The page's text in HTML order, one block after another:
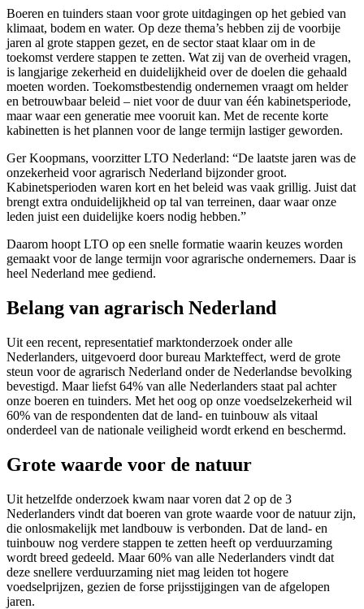
Boeren en tuinders staan voor grote uitdagingen op het gebied van
klimaat, bodem en water. Op deze thema’s hebben zij de voorbije
jaren al grote stappen gezet, en de sector staat klaar om in de
toekomst verdere stappen te zetten. Wat zij van de overheid vragen,
is langjarige zekerheid en duidelijkheid over de doelen die gehaald
moeten worden. Toekomstbestendig ondernemen vraagt om helder
en betrouwbaar beleid – niet voor de duur van één kabinetsperiode,
maar waar een generatie mee vooruit kan. Met de recente korte
kabinetten is het plannen voor de lange termijn lastiger geworden.
Ger Koopmans, voorzitter LTO Nederland: “De laatste jaren was de
onzekerheid voor agrarisch Nederland bijzonder groot.
Kabinetsperioden waren kort en het beleid was vaak grillig. Juist dat
brengt extra onduidelijkheid op tal van terreinen, daar waar onze
leden juist een duidelijke koers nodig hebben.”
Daarom hoopt LTO op een snelle formatie waarin keuzes worden
gemaakt voor de lange termijn voor agrarische ondernemers. Daar is
heel Nederland mee gediend.
Belang van agrarisch Nederland
Uit een recent, representatief marktonderzoek onder alle
Nederlanders, uitgevoerd door bureau Markteffect, werd de grote
steun voor de agrarisch Nederland onder de Nederlandse bevolking
bevestigd. Maar liefst 64% van alle Nederlanders staat pal achter
onze boeren en tuinders. Met het oog op onze voedselzekerheid wil
60% van de respondenten dat de land- en tuinbouw als vitaal
onderdeel van de nationale veiligheid wordt erkend en beschermd.
Grote waarde voor de natuur
Uit hetzelfde onderzoek kwam naar voren dat 2 op de 3
Nederlanders vindt dat boeren van grote waarde voor de natuur zijn,
die onlosmakelijk met landbouw is verbonden. Dat de land- en
tuinbouw nog verdere stappen te zetten heeft op verduurzaming
wordt breed gedeeld. Maar 60% van alle Nederlanders vindt dat
deze snellere verduurzaming niet mag leiden tot hogere
voedselprijzen, gezien de forse prijsstijgingen van de afgelopen
jaren.